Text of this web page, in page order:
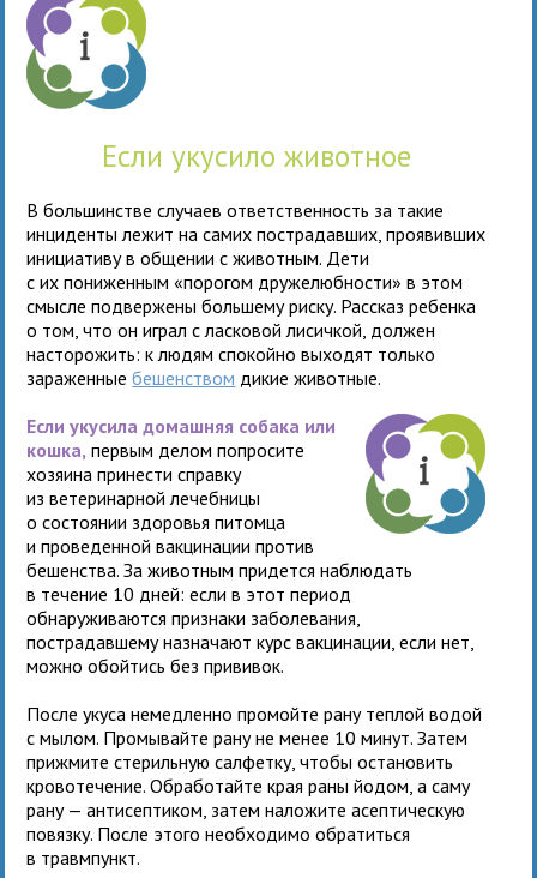
Если укусило животное
В большинстве случаев ответственность за такие
инциденты лежит на самих пострадавших, проявивших
инициативу в общении с животным. Дети
с их пониженным «порогом дружелюбности» в этом
смысле подвержены большему риску. Рассказ ребенка
о том, что он играл с ласковой лисичкой, должен
насторожить: к людям спокойно выходят только
зараженныебешенством дикие животные.
Если укусила домашняя собака или
кошка, первым делом попросите
хозяина принести справку
из ветеринарной лечебницы
о состоянии здоровья питомца
и проведенной вакцинации против
бешенства. За животным придется наблюдать
в течение 10 дней: если в этот период
обнаруживаются признаки заболевания,
пострадавшему назначают курс вакцинации, если нет,
можно обойтись без прививок.
После укуса немедленно промойте рану теплой водой
с мылом. Промывайте рану не менее 10 минут. Затем
прижмите стерильную салфетку, чтобы остановить
кровотечение. Обработайте края раны йодом, а саму
рану — антисептиком, затем наложите асептическую
повязку. После этого необходимо обратиться
в травмпункт.